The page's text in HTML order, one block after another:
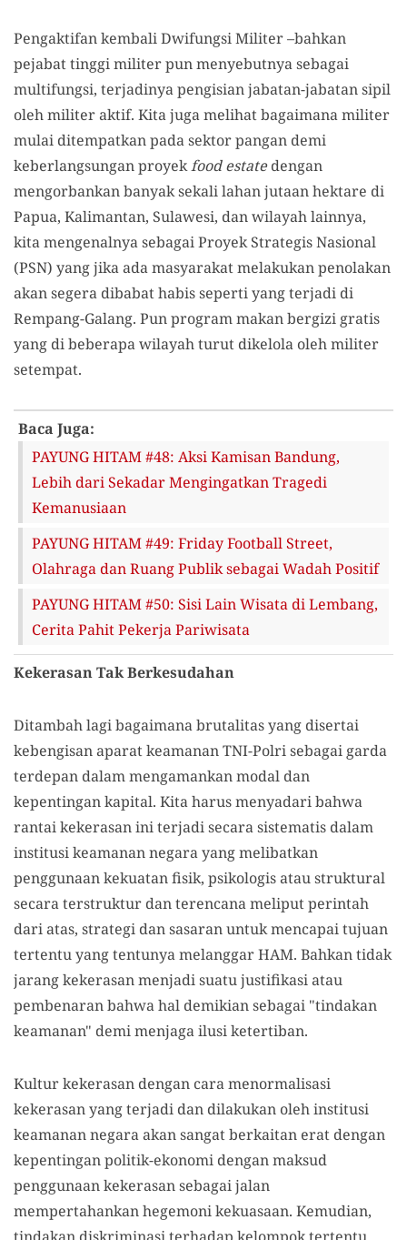
Pengaktifan kembali Dwifungsi Militer –bahkan
pejabat tinggi militer pun menyebutnya sebagai
multifungsi, terjadinya pengisian jabatan-jabatan sipil
oleh militer aktif. Kita juga melihat bagaimana militer
mulai ditempatkan pada sektor pangan demi
keberlangsungan proyekfood estatedengan
mengorbankan banyak sekali lahan jutaan hektare di
Papua, Kalimantan, Sulawesi, dan wilayah lainnya,
kita mengenalnya sebagai Proyek Strategis Nasional
(PSN) yang jika ada masyarakat melakukan penolakan
akan segera dibabat habis seperti yang terjadi di
Rempang-Galang. Pun program makan bergizi gratis
yang di beberapa wilayah turut dikelola oleh militer
setempat.
Baca Juga:
PAYUNG HITAM #48: Aksi Kamisan Bandung,
Lebih dari Sekadar Mengingatkan Tragedi
Kemanusiaan
PAYUNG HITAM #49: Friday Football Street,
Olahraga dan Ruang Publik sebagai Wadah Positif
PAYUNG HITAM #50: Sisi Lain Wisata di Lembang,
Cerita Pahit Pekerja Pariwisata
Kekerasan Tak Berkesudahan
Ditambah lagi bagaimana brutalitas yang disertai
kebengisan aparat keamanan TNI-Polri sebagai garda
terdepan dalam mengamankan modal dan
kepentingan kapital. Kita harus menyadari bahwa
rantai kekerasan ini terjadi secara sistematis dalam
institusi keamanan negara yang melibatkan
penggunaan kekuatan fisik, psikologis atau struktural
secara terstruktur dan terencana meliput perintah
dari atas, strategi dan sasaran untuk mencapai tujuan
tertentu yang tentunya melanggar HAM. Bahkan tidak
jarang kekerasan menjadi suatu justifikasi atau
pembenaran bahwa hal demikian sebagai "tindakan
keamanan" demi menjaga ilusi ketertiban.
Kultur kekerasan dengan cara menormalisasi
kekerasan yang terjadi dan dilakukan oleh institusi
keamanan negara akan sangat berkaitan erat dengan
kepentingan politik-ekonomi dengan maksud
penggunaan kekerasan sebagai jalan
mempertahankan hegemoni kekuasaan. Kemudian,